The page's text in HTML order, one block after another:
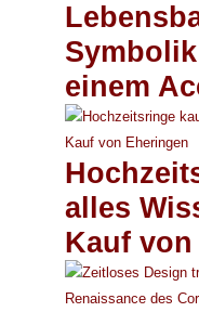
einem
alles
Kauf